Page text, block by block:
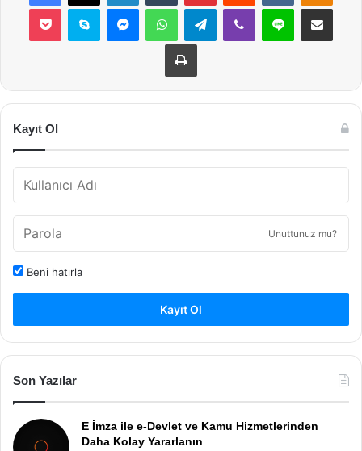
Pocket Skype MessengerWhatsAppTelegramViber Line E-Posta ile
Yazdır
Kayıt Ol
Unuttunuz mu?
Beni hatırla
Kayıt Ol
Son Yazılar
E İmza ile e-Devlet ve Kamu Hizmetlerinden
Daha Kolay Yararlanın